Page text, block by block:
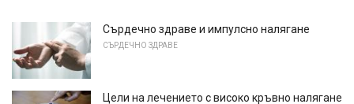
Сърдечно здраве и импулсно налягане
СЪРДЕЧНО ЗДРАВЕ
Цели на лечението с високо кръвно налягане